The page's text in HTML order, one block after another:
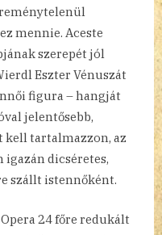
mennie. Aceste
szerepét jól
Eszter Vénuszát
figura – hangját
jelentősebb,
kell tartalmazzon, az
igazán dicséretes,
szállt istennőként.
24 főre redukált